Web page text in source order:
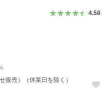
4.58
販売）（休業日を除く）